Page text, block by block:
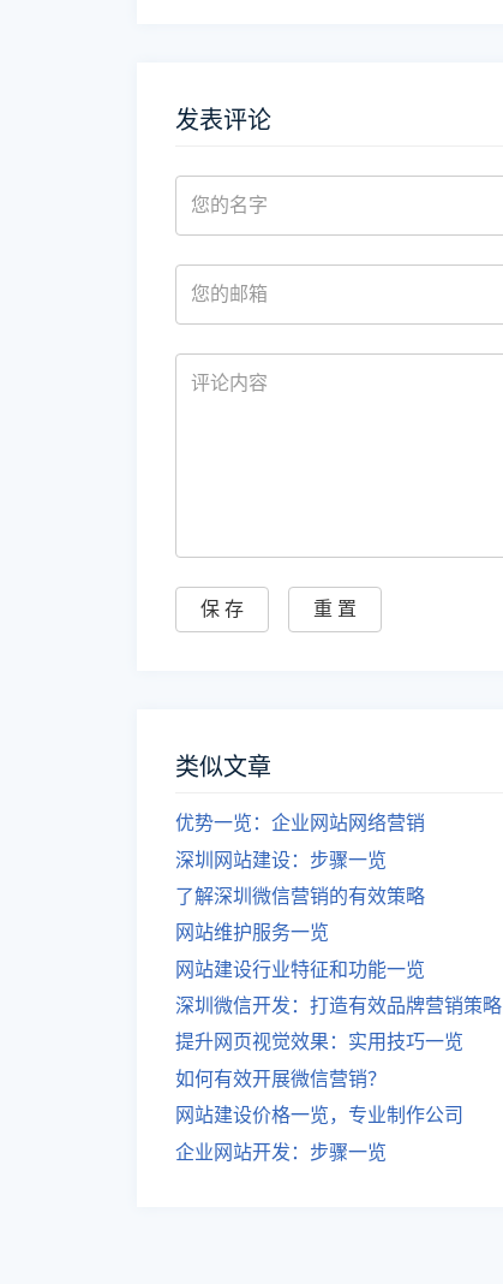
发表评论
类似文章
优势一览：企业网站网络营销
深圳网站建设：步骤一览
了解深圳微信营销的有效策略
网站维护服务一览
网站建设行业特征和功能一览
深圳微信开发：打造有效品牌营销策略
提升网页视觉效果：实用技巧一览
如何有效开展微信营销？
网站建设价格一览，专业制作公司
企业网站开发：步骤一览